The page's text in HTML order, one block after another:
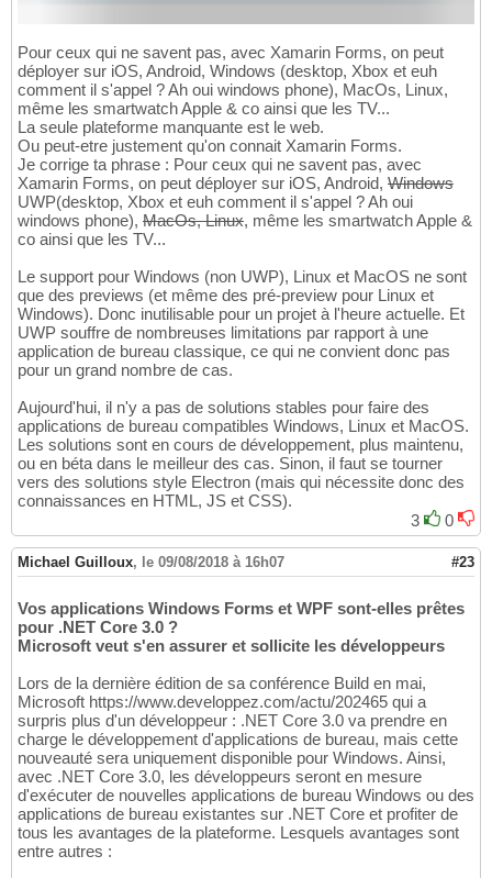
Pour ceux qui ne savent pas, avec Xamarin Forms, on peut
déployer sur iOS, Android, Windows (desktop, Xbox et euh
comment il s'appel ? Ah oui windows phone), MacOs, Linux,
même les smartwatch Apple & co ainsi que les TV...
La seule plateforme manquante est le web.
Ou peut-etre justement qu'on connait Xamarin Forms.
Je corrige ta phrase : Pour ceux qui ne savent pas, avec
Xamarin Forms, on peut déployer sur iOS, Android, Windows
UWP(desktop, Xbox et euh comment il s'appel ? Ah oui
windows phone), MacOs, Linux, même les smartwatch Apple &
co ainsi que les TV...
Le support pour Windows (non UWP), Linux et MacOS ne sont
que des previews (et même des pré-preview pour Linux et
Windows). Donc inutilisable pour un projet à l'heure actuelle. Et
UWP souffre de nombreuses limitations par rapport à une
application de bureau classique, ce qui ne convient donc pas
pour un grand nombre de cas.
Aujourd'hui, il n'y a pas de solutions stables pour faire des
applications de bureau compatibles Windows, Linux et MacOS.
Les solutions sont en cours de développement, plus maintenu,
ou en béta dans le meilleur des cas. Sinon, il faut se tourner
vers des solutions style Electron (mais qui nécessite donc des
connaissances en HTML, JS et CSS).
3
0
Michael Guilloux, le 09/08/2018 à 16h07 #23
Vos applications Windows Forms et WPF sont-elles prêtes
pour .NET Core 3.0 ?
Microsoft veut s'en assurer et sollicite les développeurs
Lors de la dernière édition de sa conférence Build en mai,
Microsoft https://www.developpez.com/actu/202465 qui a
surpris plus d'un développeur : .NET Core 3.0 va prendre en
charge le développement d'applications de bureau, mais cette
nouveauté sera uniquement disponible pour Windows. Ainsi,
avec .NET Core 3.0, les développeurs seront en mesure
d'exécuter de nouvelles applications de bureau Windows ou des
applications de bureau existantes sur .NET Core et profiter de
tous les avantages de la plateforme. Lesquels avantages sont
entre autres :